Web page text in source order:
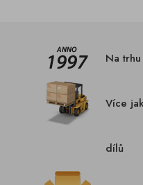
Na
Více
dílů